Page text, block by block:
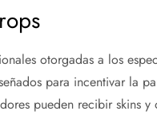
otorgadas a los
para incentivar la
pueden recibir skins y